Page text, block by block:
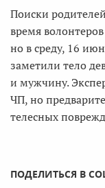
Поиски
время
но в среду, 16
заметили тело
и мужчину.
ЧП, но
телесных
ПОДЕЛИТЬСЯ В